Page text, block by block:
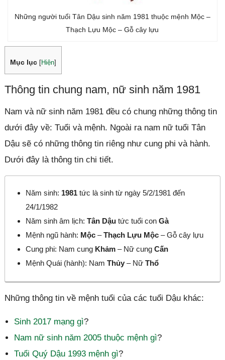
Những người tuổi Tân Dậu sinh năm 1981 thuộc mệnh Mộc –
Thạch Lựu Mộc – Gỗ cây lựu
Mục lục [Hiện]
Thông tin chung nam, nữ sinh năm 1981
Nam và nữ sinh năm 1981 đều có chung những thông tin
dưới đây về: Tuổi và mệnh. Ngoài ra nam nữ tuổi Tân
Dậu sẽ có những thông tin riêng như cung phi và hành.
Dưới đây là thông tin chi tiết.
Năm sinh: 1981 tức là sinh từ ngày 5/2/1981 đến
24/1/1982
Năm sinh âm lịch:Tân Dậu tức tuổi conGà
Mệnh ngũ hành: Mộc –Thạch Lựu Mộc – Gỗ cây lựu
Cung phi: Nam cung Khảm – Nữ cungCấn
Mệnh Quái (hành): NamThủy – NữThổ
Những thông tin về mệnh tuổi của các tuổi Dậu khác:
Sinh 2017 mạng gì?
Nam nữ sinh năm 2005 thuộc mệnh gì?
Tuổi Quý Dậu 1993 mệnh gì?